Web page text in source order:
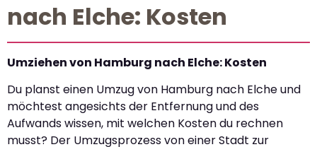
nach Elche: Kosten
Umziehen von Hamburg nach Elche: Kosten
Du planst einen Umzug von Hamburg nach Elche und
möchtest angesichts der Entfernung und des
Aufwands wissen, mit welchen Kosten du rechnen
musst? Der Umzugsprozess von einer Stadt zur